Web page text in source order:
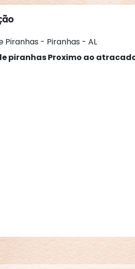
Piranhas - Piranhas - AL
piranhas Proximo ao